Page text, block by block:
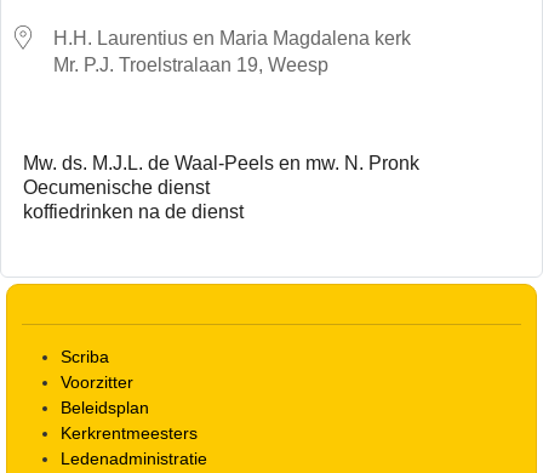
H.H. Laurentius en Maria Magdalena kerk
Mr. P.J. Troelstralaan 19, Weesp
Mw. ds. M.J.L. de Waal-Peels en mw. N. Pronk
Oecumenische dienst
koffiedrinken na de dienst
Scriba
Voorzitter
Beleidsplan
Kerkrentmeesters
Ledenadministratie